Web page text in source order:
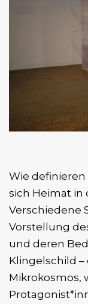
Wie definieren
sich Heimat in
Verschiedene
Vorstellung
und deren
Klingelschild
Mikrokosmos,